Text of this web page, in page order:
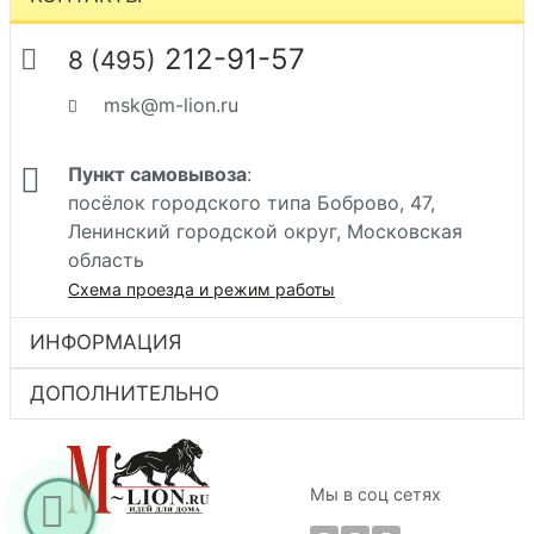
8 (495) 212-91-57
msk@m-lion.ru
Пункт самовывоза:
посёлок городского типа Боброво, 47,
Ленинский городской округ, Московская
область
Схема проезда и режим работы
ИНФОРМАЦИЯ
ДОПОЛНИТЕЛЬНО
Мы в соц сетях